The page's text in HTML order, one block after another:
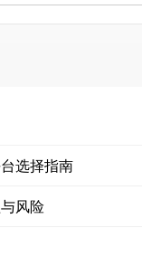
选择指南
风险